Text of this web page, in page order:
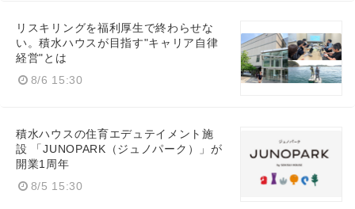
リスキリングを福利厚生で終わらせな
い。積水ハウスが目指す"キャリア自律
経営"とは
8/6 15:30
積水ハウスの住育エデュテイメント施
設 「JUNOPARK（ジュノパーク）」が
開業1周年
8/5 15:30